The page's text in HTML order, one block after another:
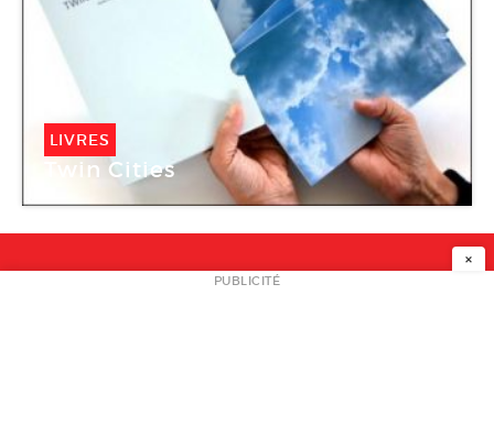
LIVRES
Twin Cities
NEWSLETTER
×
PUBLICITÉ